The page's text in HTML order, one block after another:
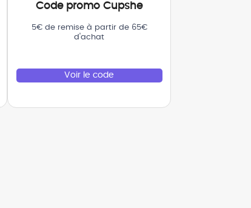
Code promo Cupshe
5€ de remise à partir de 65€
d'achat
Voir le code